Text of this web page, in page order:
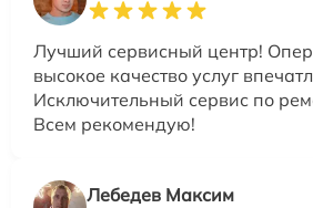
Лучший сервисный центр!
высокое качество услуг
Исключительный сервис по
Всем рекомендую!
Лебедев Максим